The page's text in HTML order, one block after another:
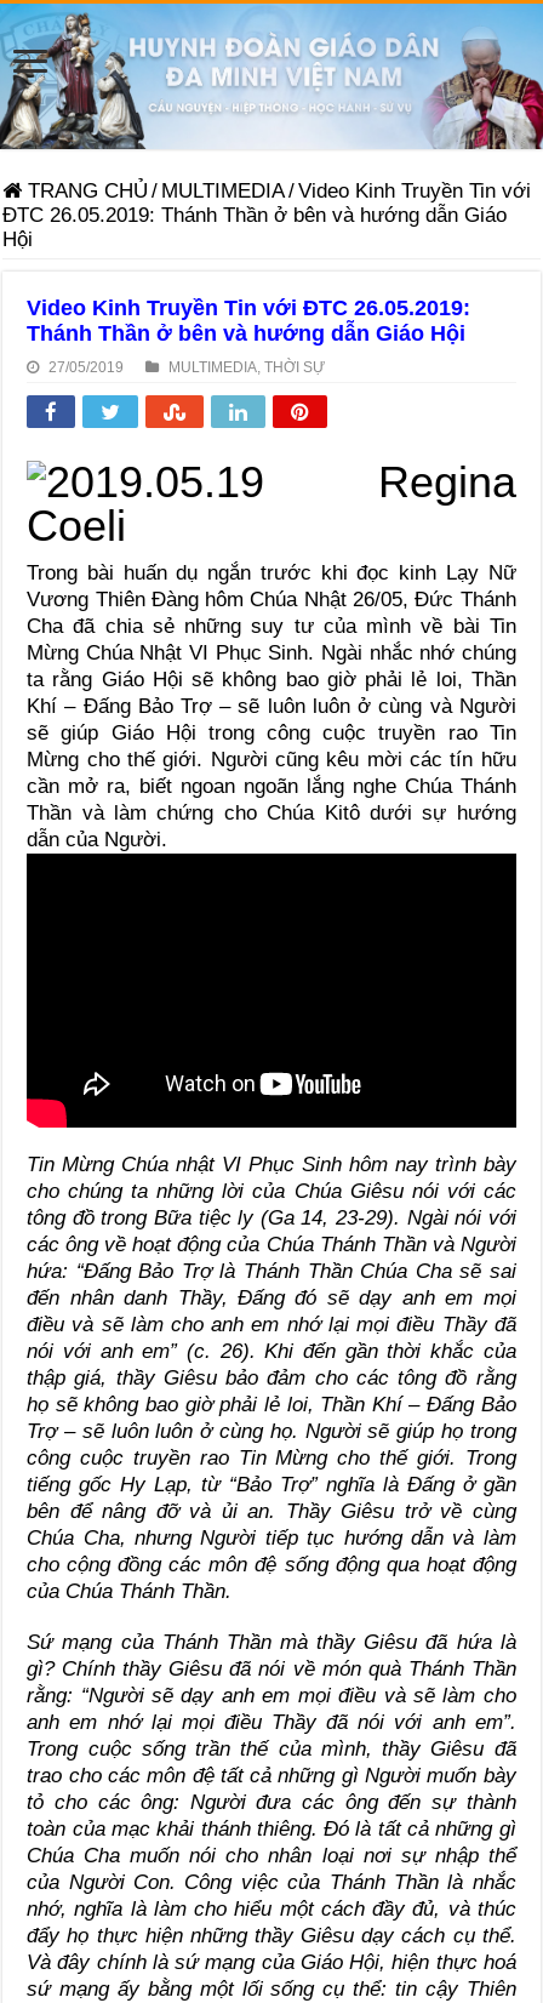
TRANG CHỦ / MULTIMEDIA/Video Kinh Truyền Tin với
ĐTC 26.05.2019: Thánh Thần ở bên và hướng dẫn Giáo
Hội
Video Kinh Truyền Tin với ĐTC 26.05.2019:
Thánh Thần ở bên và hướng dẫn Giáo Hội
27/05/2019 MULTIMEDIA ,THỜI SỰ
Trong bài huấn dụ ngắn trước khi đọc kinh Lạy Nữ
Vương Thiên Đàng hôm Chúa Nhật 26/05, Đức Thánh
Cha đã chia sẻ những suy tư của mình về bài Tin
Mừng Chúa Nhật VI Phục Sinh. Ngài nhắc nhớ chúng
ta rằng Giáo Hội sẽ không bao giờ phải lẻ loi, Thần
Khí – Đấng Bảo Trợ – sẽ luôn luôn ở cùng và Người
sẽ giúp Giáo Hội trong công cuộc truyền rao Tin
Mừng cho thế giới. Người cũng kêu mời các tín hữu
cần mở ra, biết ngoan ngoãn lắng nghe Chúa Thánh
Thần và làm chứng cho Chúa Kitô dưới sự hướng
dẫn của Người.
Tin Mừng Chúa nhật VI Phục Sinh hôm nay trình bày
cho chúng ta những lời của Chúa Giêsu nói với các
tông đồ trong Bữa tiệc ly (Ga 14, 23-29). Ngài nói với
các ông về hoạt động của Chúa Thánh Thần và Người
hứa: “Đấng Bảo Trợ là Thánh Thần Chúa Cha sẽ sai
đến nhân danh Thầy, Đấng đó sẽ dạy anh em mọi
điều và sẽ làm cho anh em nhớ lại mọi điều Thầy đã
nói với anh em” (c. 26). Khi đến gần thời khắc của
thập giá, thầy Giêsu bảo đảm cho các tông đồ rằng
họ sẽ không bao giờ phải lẻ loi, Thần Khí – Đấng Bảo
Trợ – sẽ luôn luôn ở cùng họ. Người sẽ giúp họ trong
công cuộc truyền rao Tin Mừng cho thế giới. Trong
tiếng gốc Hy Lạp, từ “Bảo Trợ” nghĩa là Đấng ở gần
bên để nâng đỡ và ủi an. Thầy Giêsu trở về cùng
Chúa Cha, nhưng Người tiếp tục hướng dẫn và làm
cho cộng đồng các môn đệ sống động qua hoạt động
của Chúa Thánh Thần.
Sứ mạng của Thánh Thần mà thầy Giêsu đã hứa là
gì? Chính thầy Giêsu đã nói về món quà Thánh Thần
rằng: “Người sẽ dạy anh em mọi điều và sẽ làm cho
anh em nhớ lại mọi điều Thầy đã nói với anh em”.
Trong cuộc sống trần thế của mình, thầy Giêsu đã
trao cho các môn đệ tất cả những gì Người muốn bày
tỏ cho các ông: Người đưa các ông đến sự thành
toàn của mạc khải thánh thiêng. Đó là tất cả những gì
Chúa Cha muốn nói cho nhân loại nơi sự nhập thể
của Người Con. Công việc của Thánh Thần là nhắc
nhớ, nghĩa là làm cho hiểu một cách đầy đủ, và thúc
đẩy họ thực hiện những thầy Giêsu dạy cách cụ thể.
Và đây chính là sứ mạng của Giáo Hội, hiện thực hoá
sứ mạng ấy bằng một lối sống cụ thể: tin cậy Thiên